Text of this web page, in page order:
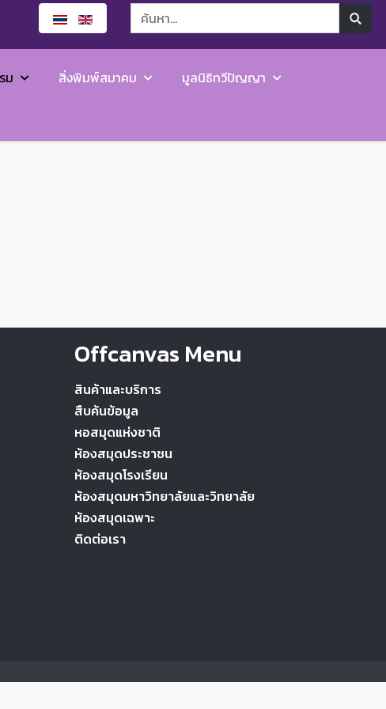
ม สิ่งพิมพ์สมาคม
มูลนิธิทวีปัญญา
Offcanvas Menu
สินค้าและบริการ
สืบค้นข้อมูล
หอสมุดแห่งชาติ
ห้องสมุดประชาชน
ห้องสมุดโรงเรียน
ห้องสมุดมหาวิทยาลัยและวิทยาลัย
ห้องสมุดเฉพาะ
ติดต่อเรา